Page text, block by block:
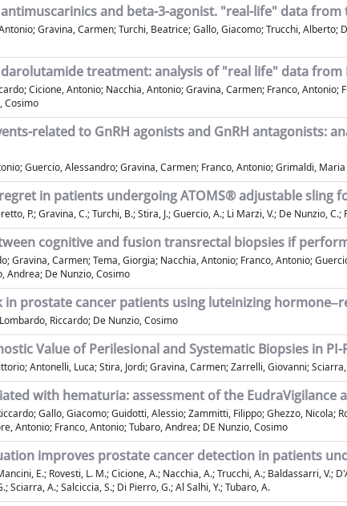
and beta-3-agonist. "real-life" data from
Gravina, Carmen; Turchi, Beatrice; Gallo, Giacomo; Trucchi,
treatment: analysis of "real life" data
Cicione, Antonio; Nacchia, Antonio; Gravina, Carmen; Franco,
Cosimo
related to GnRH agonists and GnRH antagonists:
Guercio, Alessandro; Gravina, Carmen; Franco, Antonio; Grimaldi,
in patients undergoing ATOMS® adjustable
P.; Gravina, C.; Turchi, B.; Stira, J.; Guercio, A.; Li Marzi, V.; De Nunzio,
cognitive and fusion transrectal biopsies if
Gravina, Carmen; Tema, Giorgia; Nacchia, Antonio; Franco, Antonio;
Andrea; De Nunzio, Cosimo
in prostate cancer patients using luteinizing
Riccardo; De Nunzio, Cosimo
Value of Perilesional and Systematic Biopsies in PI-
Antonelli, Luca; Stira, Jordi; Gravina, Carmen; Zarrelli, Giovanni;
with hematuria: assessment of the
Gallo, Giacomo; Guidotti, Alessio; Zammitti, Filippo; Ghezzo,
Antonio; Franco, Antonio; Tubaro, Andrea; DE Nunzio, Cosimo
improves prostate cancer detection in patients
E.; Rovesti, L. M.; Cicione, A.; Nacchia, A.; Trucchi, A.; Baldassarri, V.;
Sciarra, A.; Salciccia, S.; Di Pierro, G.; Al Salhi, Y.; Tubaro, A.